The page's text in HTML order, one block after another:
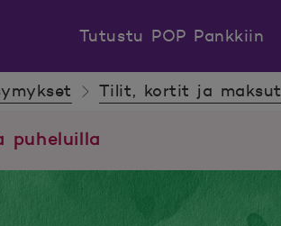
Tutustu POP Pankkiin
Tilit, kortit ja maksut
puheluilla